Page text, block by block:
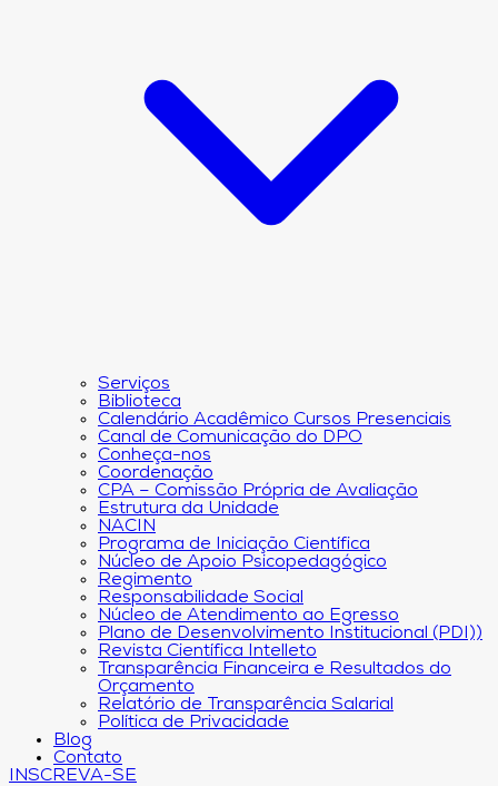
Serviços
Biblioteca
Calendário Acadêmico Cursos Presenciais
Canal de Comunicação do DPO
Conheça-nos
Coordenação
CPA – Comissão Própria de Avaliação
Estrutura da Unidade
NACIN
Programa de Iniciação Científica
Núcleo de Apoio Psicopedagógico
Regimento
Responsabilidade Social
Núcleo de Atendimento ao Egresso
Plano de Desenvolvimento Institucional (PDI))
Revista Científica Intelleto
Transparência Financeira e Resultados do
Orçamento
Relatório de Transparência Salarial
Política de Privacidade
Blog
Contato
INSCREVA-SE